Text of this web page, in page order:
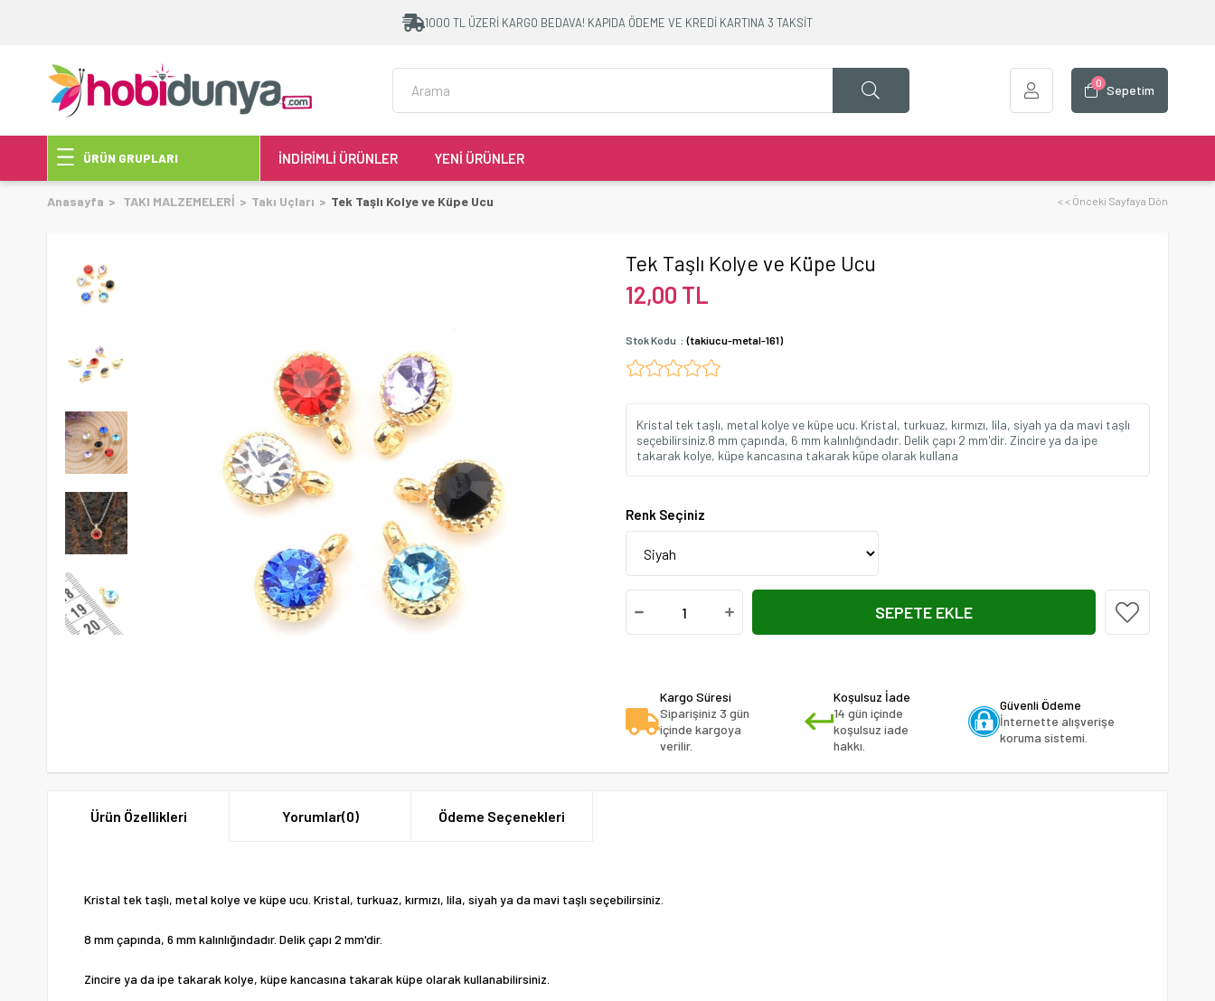
1000 TL ÜZERİ KARGO BEDAVA! KAPIDA ÖDEME VE KREDİ KARTINA 3 TAKSİT
Sepetim
0
ÜRÜN GRUPLARI İNDİRİMLİ ÜRÜNLER YENİ ÜRÜNLER
Anasayfa TAKI MALZEMELERİ Takı Uçları Tek Taşlı Kolye ve Küpe Ucu < < Önceki Sayfaya Dön
Tek Taşlı Kolye ve Küpe Ucu
12,00 TL
Stok Kodu (takiucu-metal-161)
Kristal tek taşlı, metal kolye ve küpe ucu. Kristal, turkuaz, kırmızı, lila, siyah ya da mavi taşlı
seçebilirsiniz.8 mm çapında, 6 mm kalınlığındadır. Delik çapı 2 mm'dir. Zincire ya da ipe
takarak kolye, küpe kancasına takarak küpe olarak kullana
Renk Seçiniz
Kargo Süresi
Siparişiniz 3 gün
içinde kargoya
verilir.
Koşulsuz İade
14 gün içinde
koşulsuz iade
hakkı.
Güvenli Ödeme
İnternette alışverişe
koruma sistemi.
Ürün Özellikleri Yorumlar(0) Ödeme Seçenekleri
Kristal tek taşlı, metal kolye ve küpe ucu. Kristal, turkuaz, kırmızı, lila, siyah ya da mavi taşlı seçebilirsiniz.
8 mm çapında, 6 mm kalınlığındadır. Delik çapı 2 mm'dir.
Zincire ya da ipe takarak kolye, küpe kancasına takarak küpe olarak kullanabilirsiniz.